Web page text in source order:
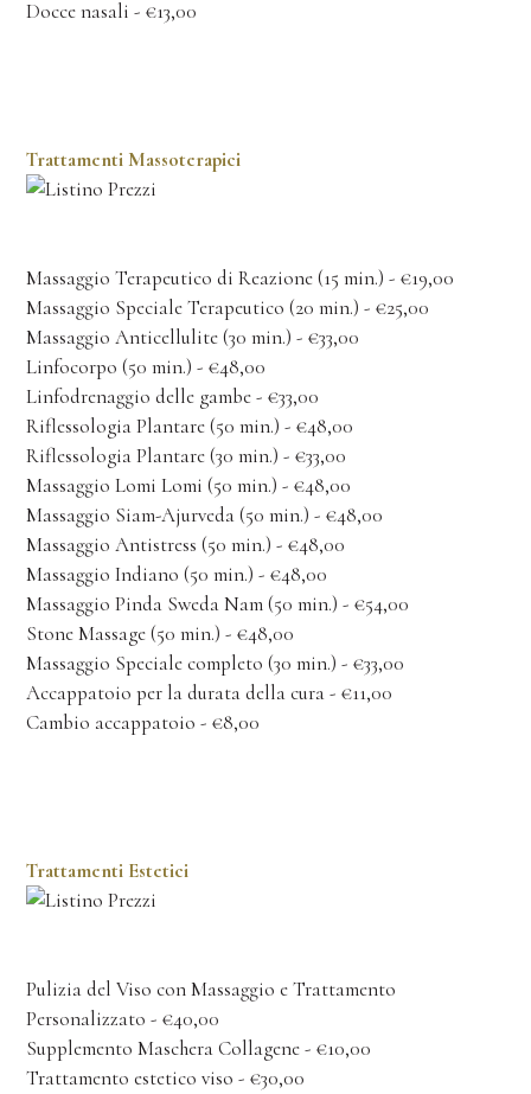
Docce nasali - €13,00
Trattamenti Massoterapici
Massaggio Terapeutico di Reazione (15 min.) - €19,00
Massaggio Speciale Terapeutico (20 min.) - €25,00
Massaggio Anticellulite (30 min.) - €33,00
Linfocorpo (50 min.) - €48,00
Linfodrenaggio delle gambe - €33,00
Riflessologia Plantare (50 min.) - €48,00
Riflessologia Plantare (30 min.) - €33,00
Massaggio Lomi Lomi (50 min.) - €48,00
Massaggio Siam-Ajurveda (50 min.) - €48,00
Massaggio Antistress (50 min.) - €48,00
Massaggio Indiano (50 min.) - €48,00
Massaggio Pinda Sweda Nam (50 min.) - €54,00
Stone Massage (50 min.) - €48,00
Massaggio Speciale completo (30 min.) - €33,00
Accappatoio per la durata della cura - €11,00
Cambio accappatoio - €8,00
Trattamenti Estetici
Pulizia del Viso con Massaggio e Trattamento
Personalizzato - €40,00
Supplemento Maschera Collagene - €10,00
Trattamento estetico viso - €30,00